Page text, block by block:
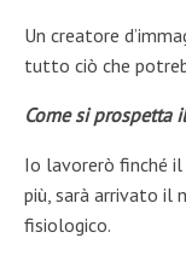
Un creatore
tutto ciò che
Come si prospetta
Io lavorerò finché il
più, sarà arrivato il
fisiologico.